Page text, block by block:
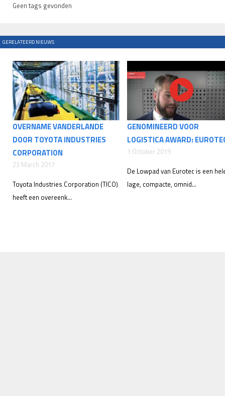
Geen tags gevonden
GERELATEERD NIEUWS
OVERNAME VANDERLANDE
DOOR TOYOTA INDUSTRIES
CORPORATION
23 March 2017
Toyota Industries Corporation (TICO)
heeft een overeenk...
GENOMINEERD VOOR
LOGISTICA AWARD:
1 October 2019
De Lowpad van Eurotec is een
lage, compacte, omnid...